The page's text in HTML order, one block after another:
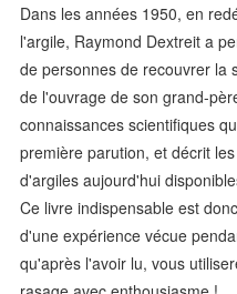
Dans les années 1950, en
l'argile, Raymond Dextreit a
de personnes de recouvrer la
de l'ouvrage de son grand-
connaissances scientifiques
première parution, et décrit
d'argiles aujourd'hui
Ce livre indispensable est
d'une expérience vécue
qu'après l'avoir lu, vous